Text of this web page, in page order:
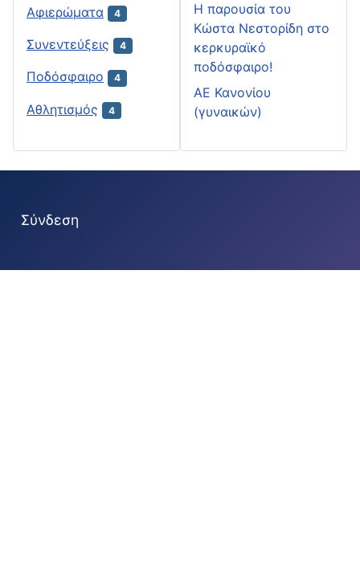
Αφιερώματα 4
Συνεντεύξεις 4
Ποδόσφαιρο 4
Αθλητισμός 4
H παρουσία του
Κώστα Νεστορίδη στο
κερκυραϊκό
ποδόσφαιρο!
ΑΕ Κανονίου
(γυναικών)
Σύνδεση